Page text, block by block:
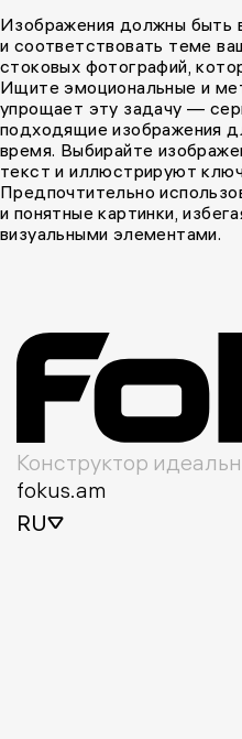
Изображения должны быть
и соответствовать теме
стоковых фотографий,
Ищите эмоциональные и
упрощает эту задачу —
подходящие изображения
время. Выбирайте
текст и иллюстрируют
Предпочтительно
и понятные картинки,
визуальными элементами.
Конструктор
fokus.am
RU